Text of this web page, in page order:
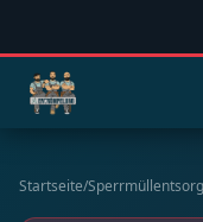
Startseite/